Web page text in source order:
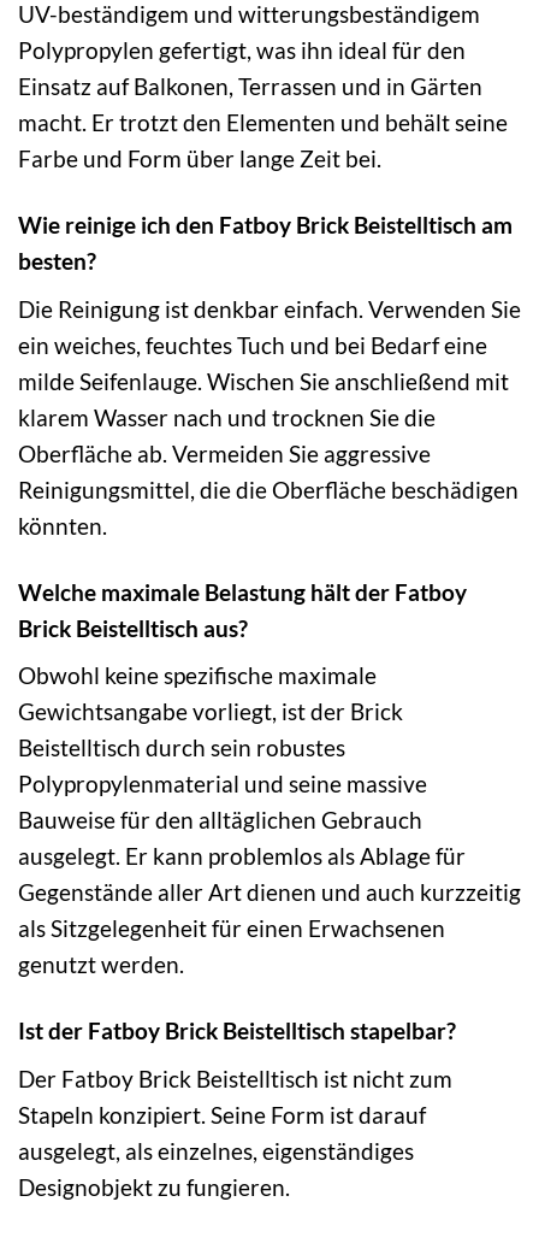
UV-beständigem und witterungsbeständigem
Polypropylen gefertigt, was ihn ideal für den
Einsatz auf Balkonen, Terrassen und in Gärten
macht. Er trotzt den Elementen und behält seine
Farbe und Form über lange Zeit bei.
Wie reinige ich den Fatboy Brick Beistelltisch am
besten?
Die Reinigung ist denkbar einfach. Verwenden Sie
ein weiches, feuchtes Tuch und bei Bedarf eine
milde Seifenlauge. Wischen Sie anschließend mit
klarem Wasser nach und trocknen Sie die
Oberfläche ab. Vermeiden Sie aggressive
Reinigungsmittel, die die Oberfläche beschädigen
könnten.
Welche maximale Belastung hält der Fatboy
Brick Beistelltisch aus?
Obwohl keine spezifische maximale
Gewichtsangabe vorliegt, ist der Brick
Beistelltisch durch sein robustes
Polypropylenmaterial und seine massive
Bauweise für den alltäglichen Gebrauch
ausgelegt. Er kann problemlos als Ablage für
Gegenstände aller Art dienen und auch kurzzeitig
als Sitzgelegenheit für einen Erwachsenen
genutzt werden.
Ist der Fatboy Brick Beistelltisch stapelbar?
Der Fatboy Brick Beistelltisch ist nicht zum
Stapeln konzipiert. Seine Form ist darauf
ausgelegt, als einzelnes, eigenständiges
Designobjekt zu fungieren.